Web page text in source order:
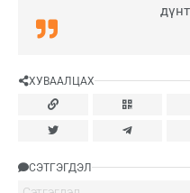
ХУВААЛЦАХ
СЭТГЭГДЭЛ